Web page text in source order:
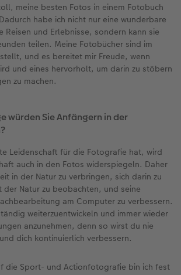
meine besten Fotos in einem Fotobuch
habe ich nicht nur eine wunderbare
Reisen und Erlebnisse, sondern kann sie
teilen. Meine Fotobücher sind im
und es bereitet mir Freude, wenn
und eines hervorholt, um darin zu stöbern
zu machen.
würden Sie Anfängern in der
Leidenschaft für die Fotografie hat, wird
auch in den Fotos widerspiegeln. Daher
in der Natur zu verbringen, sich darin zu
der Natur zu beobachten, und seine
am Computer zu verbessern.
weiterzuentwickeln und immer wieder
anzunehmen, denn so wirst du nie
dich kontinuierlich verbessern.
die Sport- und Actionfotografie bin ich fest